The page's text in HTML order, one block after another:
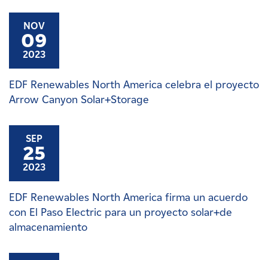
NOV
09
2023
EDF Renewables North America celebra el proyecto
Arrow Canyon Solar+Storage
SEP
25
2023
EDF Renewables North America firma un acuerdo
con El Paso Electric para un proyecto solar+de
almacenamiento